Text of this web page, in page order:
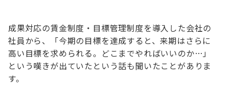
成果対応の賃金制度・目標管理制度を導入した会社の
社員から、「今期の目標を達成すると、来期はさらに
高い目標を求められる。どこまでやればいいのか…」
という嘆きが出ていたという話も聞いたことがありま
す。